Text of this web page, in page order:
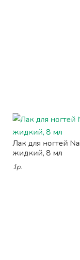
Лак для ногтей
жидкий, 8 мл
1р.